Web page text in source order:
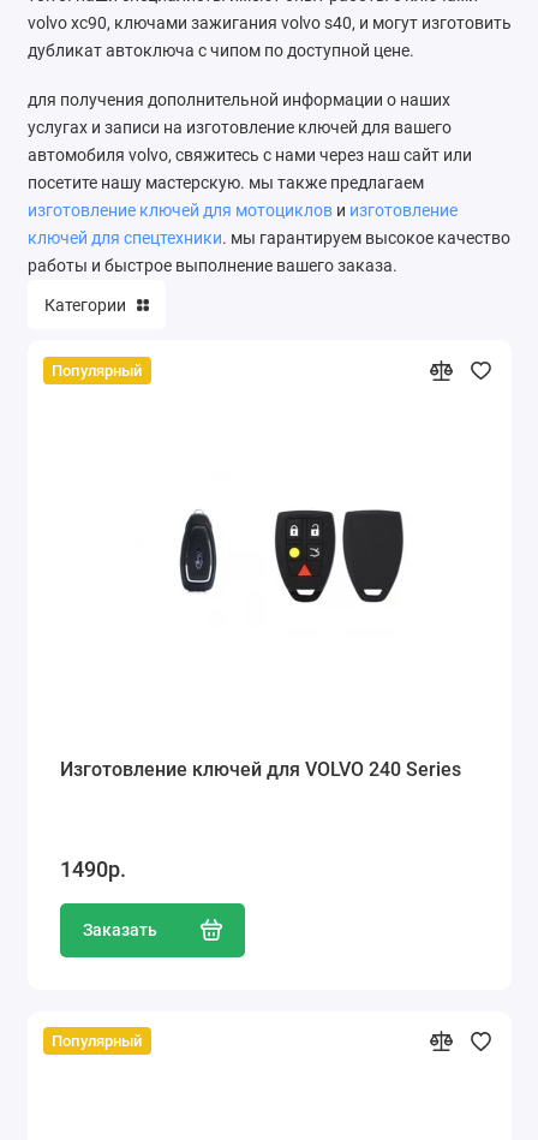
volvo xc90, ключами зажигания volvo s40, и могут изготовить
дубликат автоключа с чипом по доступной цене.
для получения дополнительной информации о наших
услугах и записи на изготовление ключей для вашего
автомобиля volvo, свяжитесь с нами через наш сайт или
посетите нашу мастерскую. мы также предлагаем
изготовление ключей для мотоциклови изготовление
ключей для спецтехники. мы гарантируем высокое качество
работы и быстрое выполнение вашего заказа.
Категории
Популярный
Изготовление ключей для VOLVO 240 Series
1490р.
Заказать
Популярный